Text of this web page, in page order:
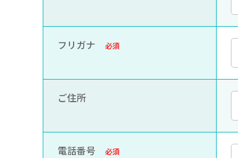
フリガナ 必須
ご住所
電話番号 必須